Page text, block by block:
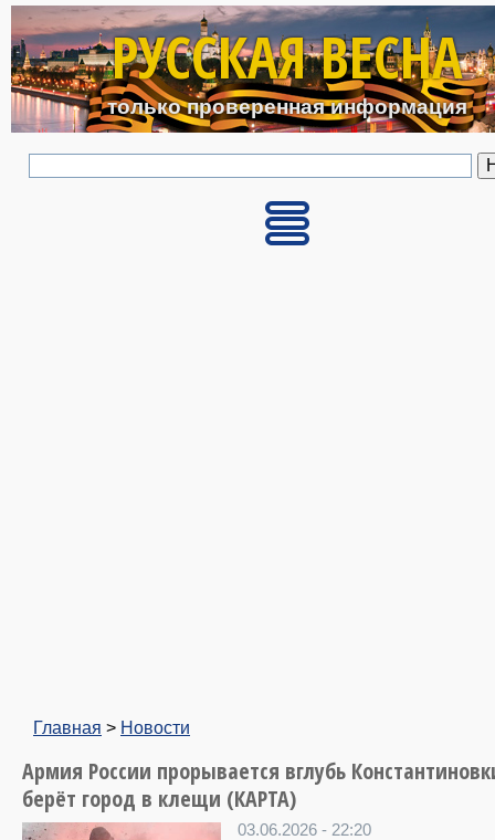
Перейти к основному
РУССКАЯ ВЕСНА
только проверенная информация
Главная > Новости
Армия России прорывается вглубь
берёт город в клещи (КАРТА)
03.06.2026 - 22:20